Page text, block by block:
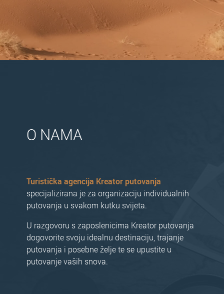
O NAMA
Turistička agencija Kreator putovanja
specijalizirana je za organizaciju individualnih
putovanja u svakom kutku svijeta.
U razgovoru s zaposlenicima Kreator putovanja
dogovorite svoju idealnu destinaciju, trajanje
putovanja i posebne želje te se upustite u
putovanje vaših snova.